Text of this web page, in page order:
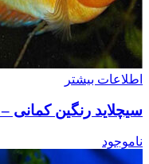
اطلاعات بیشتر
سیچلاید رنگین کمانی – Rainbow Cichlid
ناموجود